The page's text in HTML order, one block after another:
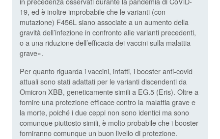
19, ed è inoltre improbabile che le varianti (con
mutazione) F456L siano associate a un aumento della
gravità dell’infezione in confronto alle varianti precedenti,
o a una riduzione dell’efficacia dei vaccini sulla malattia
grave».
Per quanto riguarda i vaccini, infatti, i booster anti-covid
attuali sono stati adattati per le varianti discendenti da
Omicron XBB, geneticamente simili a EG.5 (Eris). Oltre a
fornire una protezione efficace contro la malattia grave e
la morte, poiché i due ceppi non sono identici ma sono
comunque piuttosto simili, è molto probabile che i booster
forniranno comunque un buon livello di protezione.